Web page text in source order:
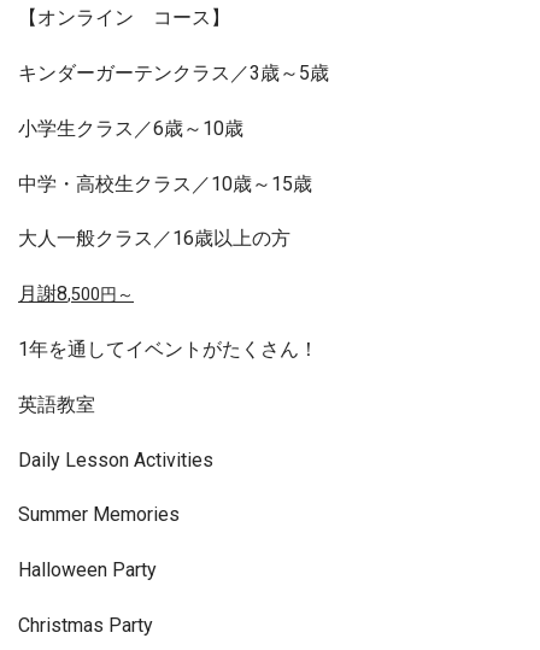
【オンライン コース】
キンダーガーテンクラス／3歳～5歳
小学生クラス／6歳～10歳
中学・高校生クラス／10歳～15歳
大人一般クラス／16歳以上の方
月謝8,500円～
1年を通してイベントがたくさん！
英語教室
Daily Lesson Activities
Summer Memories
Halloween Party
Christmas Party